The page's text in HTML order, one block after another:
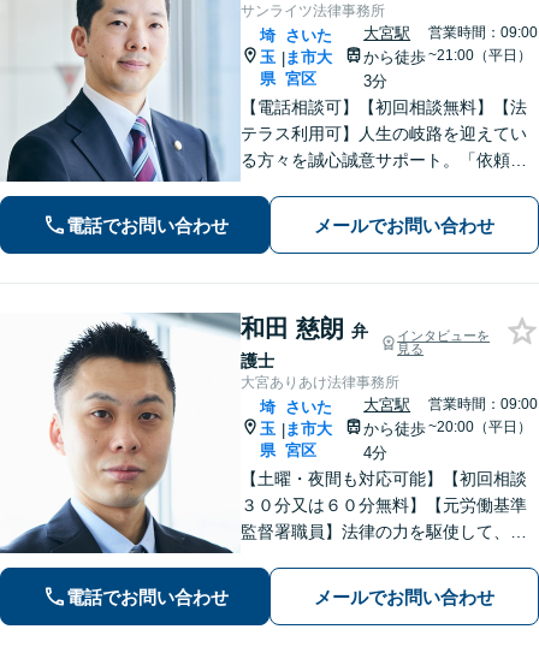
サンライツ法律事務所
埼
玉
県
|
さいた
ま市大
宮区
大宮駅
から徒歩
3分
営業時間：09:00
~21:00（平日）
【電話相談可】【初回相談無料】【法
テラス利用可】人生の岐路を迎えてい
る方々を誠心誠意サポート。「依頼者
女問題／借金問題／相続／企業法務／
刑事事件／交通事故／労働問題など、
電話でお問い合わせ メールでお問い合わせ
和田 慈朗 弁
護士
インタビューを
見る
大宮ありあけ法律事務所
埼
玉
県
|
さいた
ま市大
宮区
大宮駅
から徒歩
4分
営業時間：09:00
~20:00（平日）
【土曜・夜間も対応可能】【初回相談
３０分又は６０分無料】【元労働基準
監督署職員】法律の力を駆使して、ト
たいと思っています。費用が不安な方
もご相談ください。【大宮駅徒歩４
電話でお問い合わせ メールでお問い合わせ